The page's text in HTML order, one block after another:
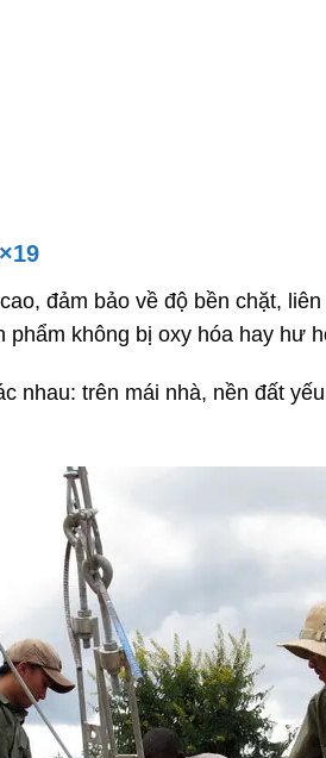
đảm bảo về độ bền chặt,
không bị oxy hóa hay hư
nhau: trên mái nhà, nền đất